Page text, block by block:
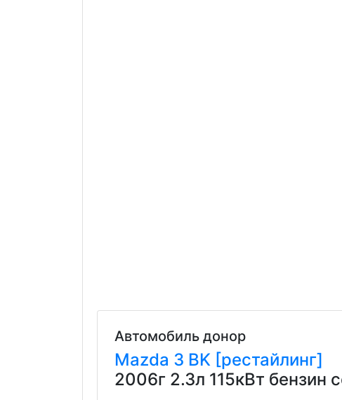
Автомобиль донор
Mazda 3 BK [рестайлинг]
2006г 2.3л 115кВт бензин